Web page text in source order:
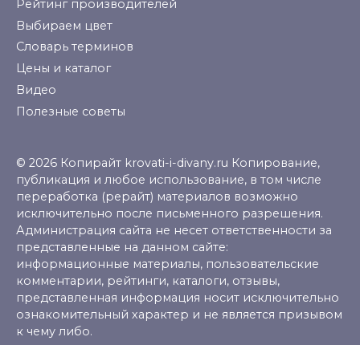
Рейтинг производителей
Выбираем цвет
Словарь терминов
Цены и каталог
Видео
Полезные советы
© 2026 Копирайт krovati-i-divany.ru Копирование,
публикация и любое использование, в том числе
переработка (рерайт) материалов возможно
исключительно после письменного разрешения.
Администрация сайта не несет ответственности за
представленные на данном сайте:
информационные материалы, пользовательские
комментарии, рейтинги, каталоги, отзывы,
представленная информация носит исключительно
ознакомительный характер и не является призывом
к чему либо.